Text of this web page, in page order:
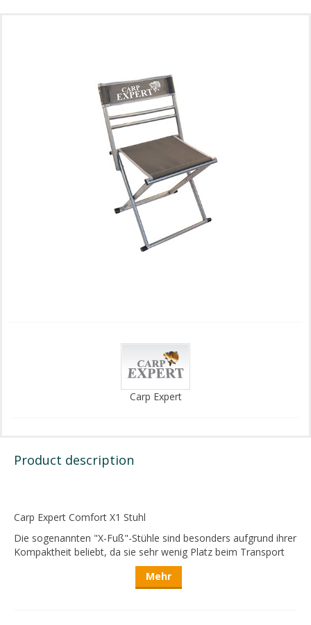
Carp Expert
Product description
Carp Expert Comfort X1 Stuhl
Die sogenannten "X-Fuß"-Stühle sind besonders aufgrund ihrer
Kompaktheit beliebt, da sie sehr wenig Platz beim Transport
einnehmen, leicht sind und selbst bei nur wenigen Stunden
Angeln eine sehr praktische Sitzgelegenheit bieten.
Mehr